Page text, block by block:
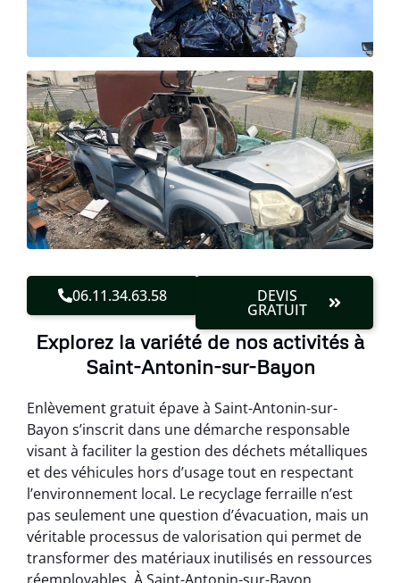
06.11.34.63.58 DEVIS
GRATUIT
Explorez la variété de nos activités à
Saint-Antonin-sur-Bayon
Enlèvement gratuit épave à Saint-Antonin-sur-
Bayon s’inscrit dans une démarche responsable
visant à faciliter la gestion des déchets métalliques
et des véhicules hors d’usage tout en respectant
l’environnement local. Le recyclage ferraille n’est
pas seulement une question d’évacuation, mais un
véritable processus de valorisation qui permet de
transformer des matériaux inutilisés en ressources